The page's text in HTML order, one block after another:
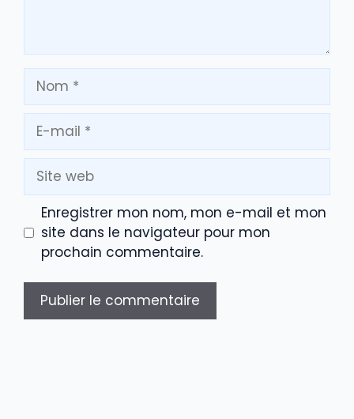
Nom
mail
Site
web
Enregistrer mon nom, mon e-mail et mon
site dans le navigateur pour mon
prochain commentaire.